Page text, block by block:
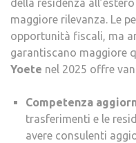
della residenza
maggiore rilevanza. Le
opportunità fiscali, ma
garantiscano maggiore
Yoete nel 2025 offre
Competenza
trasferimenti e le
avere consulenti